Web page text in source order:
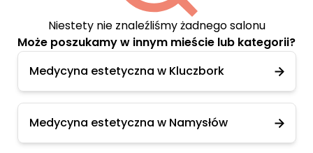
Niestety nie znaleźliśmy żadnego salonu
Może poszukamy w innym mieście lub kategorii?
Medycyna estetyczna w Kluczbork
Medycyna estetyczna w Namysłów